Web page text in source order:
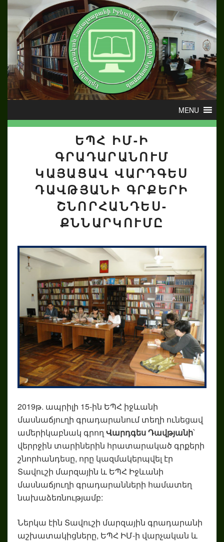
ԵՊՀ ԻՄ-Ի
ԳՐԱԴԱՐԱՆՈՒՄ
ԿԱՅԱՑԱՎ ՎԱՐԴԳԵՍ
ԴԱՎԹՅԱՆԻ ԳՐՔԵՐԻ
ՇՆՈՐՀԱՆԴԵՍ-
ՔՆՆԱՐԿՈՒՄԸ
2019թ. ապրիլի 15-ին ԵՊՀ իջևանի
մասնաճյուղի գրադարանում տեղի ունեցավ
ամերիկաբնակ գրող Վարդգես Դավթյանի՝
վերրջին տարիներին հրատարակած գրքերի
շնորհանդեսը, որը կազմակերպվել էր
Տավուշի մարզային և ԵՊՀ Իջևանի
մասնաճյուղի գրադարանների համատեղ
նախաձեռնությամբ:
Ներկա էին Տավուշի մարզային գրադարանի
աշխատակիցները, ԵՊՀ ԻՄ-ի վարչական և